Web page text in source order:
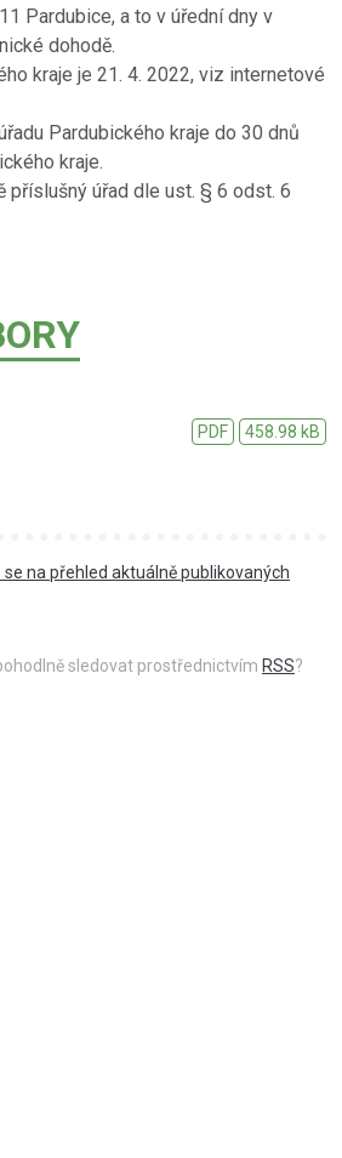
Pardubice, a to v úřední dny v
dohodě.
kraje je 21. 4. 2022, viz internetové
Pardubického kraje do 30 dnů
kraje.
příslušný úřad dle ust. § 6 odst. 6
PDF 458.98 kB
na přehled aktuálně publikovaných
sledovat prostřednictvím RSS?